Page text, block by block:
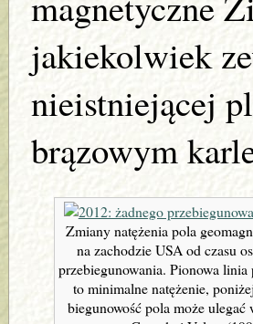
jakiekolwiek
nieistniejącej
brązowym
Zmiany natężenia pola
na zachodzie USA od czasu
przebiegunowania. Pionowa linia
to minimalne natężenie,
biegunowość pola może ulegać